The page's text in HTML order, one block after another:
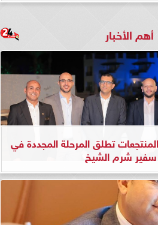
أهم الأخبار
تطلق المرحلة المجددة في
شرم الشيخ